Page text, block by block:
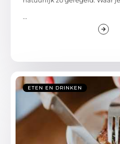
...
ETEN EN DRINKEN